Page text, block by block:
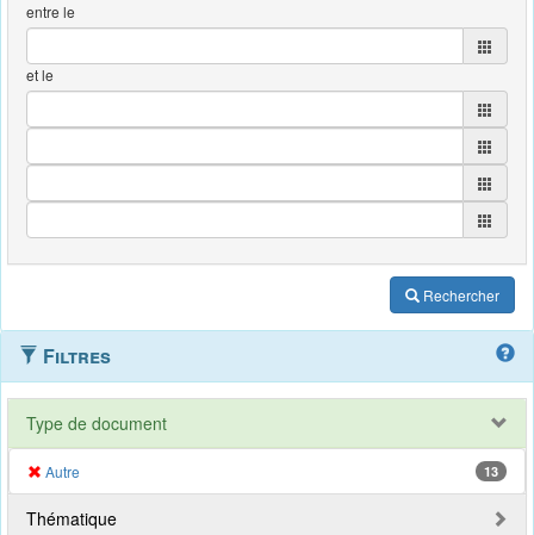
entre le
et le
Rechercher
Filtres
Type de document
Autre 13
Thématique